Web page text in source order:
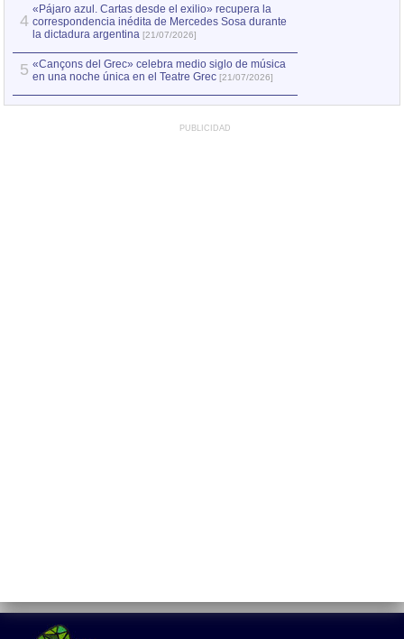
4
«Pájaro azul. Cartas desde el exilio» recupera la
correspondencia inédita de Mercedes Sosa durante
la dictadura argentina [21/07/2026]
5 «Cançons del Grec» celebra medio siglo de música
en una noche única en el Teatre Grec [21/07/2026]
PUBLICIDAD